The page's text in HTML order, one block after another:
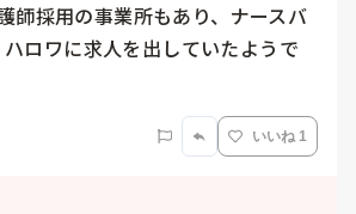
師採用の事業所もあり、ナースバ
ロワに求人を出していたようで
いいね 1